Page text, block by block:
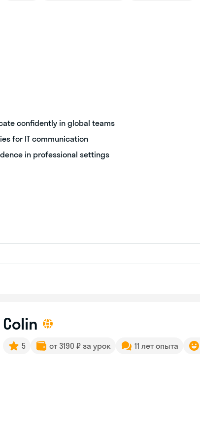
confidently in global teams
for IT communication
in professional settings
Colin
5 от 3190 ₽ за урок 11 лет опыта